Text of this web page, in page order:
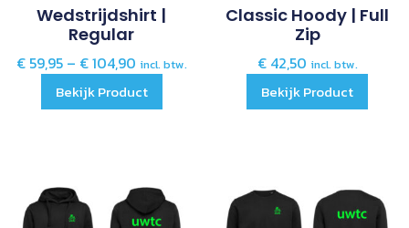
Wedstrijdshirt |
Regular
€59,95– €104,90 incl. btw.
Bekijk Product
Classic Hoody | Full
Zip
€42,50 incl. btw.
Bekijk Product